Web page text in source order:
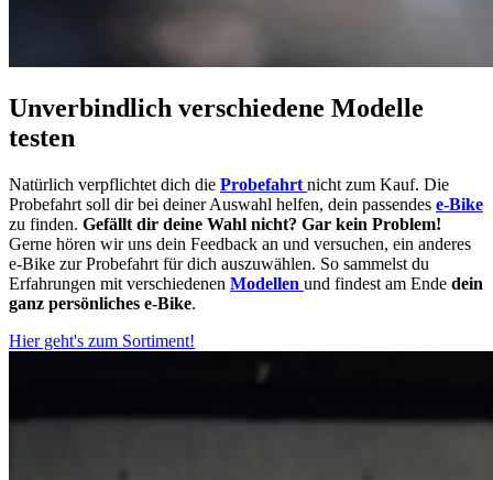
Unverbindlich verschiedene Modelle
testen
Natürlich verpflichtet dich die Probefahrt nicht zum Kauf. Die
Probefahrt soll dir bei deiner Auswahl helfen, dein passendes e-Bike
zu finden. Gefällt dir deine Wahl nicht? Gar kein Problem!
Gerne hören wir uns dein Feedback an und versuchen, ein anderes
e-Bike zur Probefahrt für dich auszuwählen. So sammelst du
Erfahrungen mit verschiedenen Modellen und findest am Ende dein
ganz persönliches e-Bike.
Hier geht's zum Sortiment!